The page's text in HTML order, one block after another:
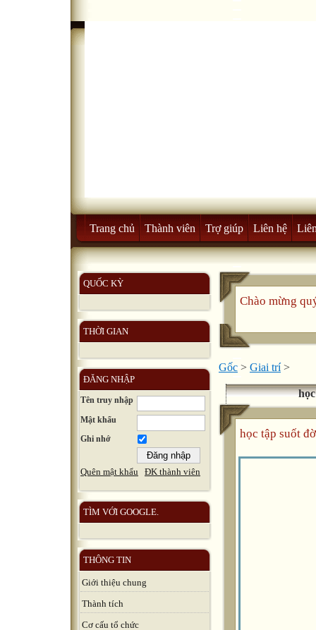
Trang chủ Thành viên Trợ giúp Liên hệ
QUỐC KỲ
THỜI GIAN
ĐĂNG NHẬP
Tên truy nhập
Mật khẩu
Ghi nhớ
Quên mật khẩu ĐK thành viên
TÌM VỚI GOOGLE.
THÔNG TIN
Giới thiệu chung
Thành tích
Cơ cấu tổ chức
Chào mừng
Gốc > Giai trí>
học tập suốt